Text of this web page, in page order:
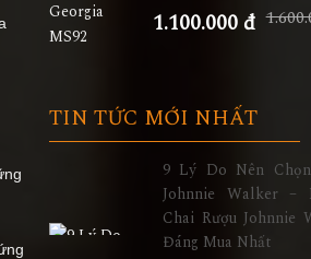
1.100.000 đ
TIN TỨC MỚI NHẤT
9 Lý Do Nên
Johnnie Walker –
Chai Rượu Johnnie
Đáng Mua Nhất